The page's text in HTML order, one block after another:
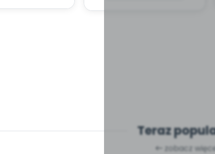
Teraz
zobacz